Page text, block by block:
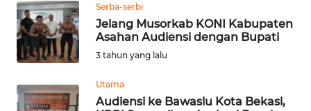
Serba-serbi
Jelang Musorkab KONI Kabupaten
Asahan Audiensi dengan Bupati
3 tahun yang lalu
Utama
Audiensi ke Bawaslu Kota Bekasi,
WN
SULSEL
WN